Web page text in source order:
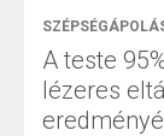
A teste
lézeres